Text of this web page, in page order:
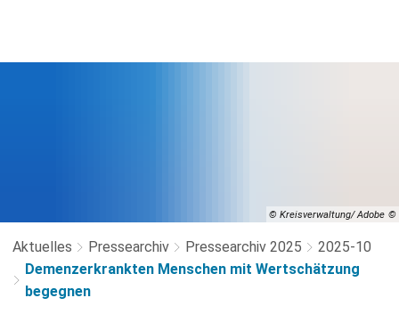
© Kreisverwaltung/ Adobe
Aktuelles Pressearchiv Pressearchiv 2025
2025-10
Demenzerkrankten Menschen mit Wertschätzung
begegnen